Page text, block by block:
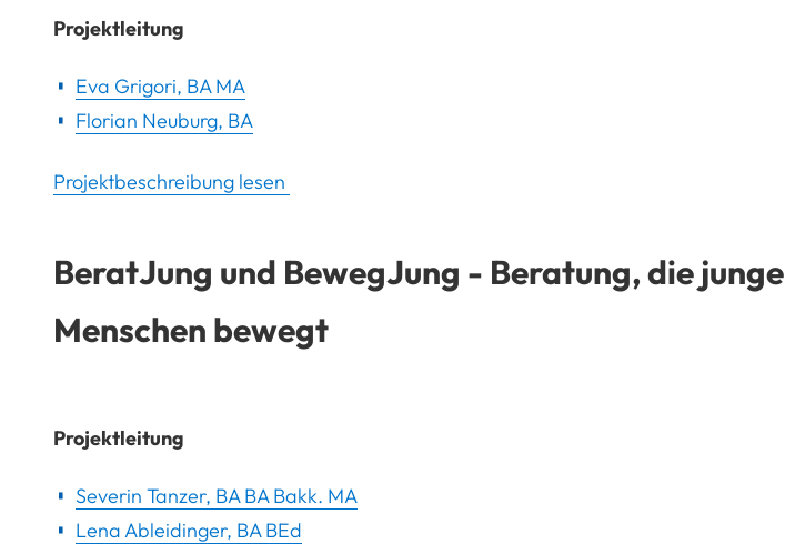
Projektleitung
Eva Grigori, BA MA
Florian Neuburg, BA
Projektbeschreibung lesen
BeratJung und BewegJung - Beratung, die junge
Menschen bewegt
Projektleitung
Severin Tanzer, BA BA Bakk. MA
Lena Ableidinger, BA BEd